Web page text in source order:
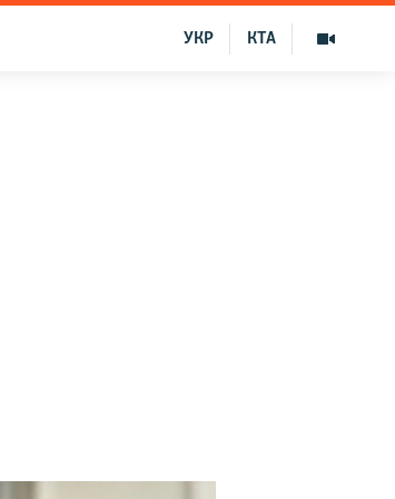
КТА
УКР